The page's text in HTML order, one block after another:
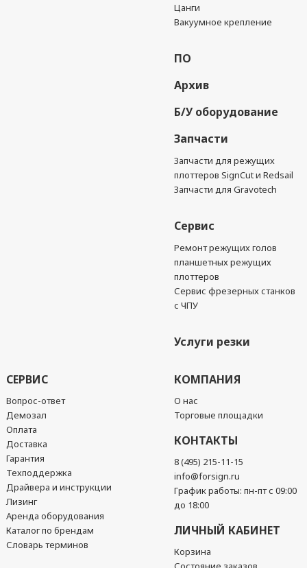
Цанги
Вакуумное крепление
ПО
Архив
Б/У оборудование
Запчасти
Запчасти для режущих
плоттеров SignCut и Redsail
Запчасти для Gravotech
Сервис
Ремонт режущих голов
планшетных режущих
плоттеров
Сервис фрезерных станков
с ЧПУ
Услуги резки
СЕРВИС
Вопрос-ответ
Демозал
Оплата
Доставка
Гарантия
Техподдержка
Драйвера и инструкции
Лизинг
Аренда оборудования
Каталог по брендам
Словарь терминов
КОМПАНИЯ
О нас
Торговые площадки
КОНТАКТЫ
8 (495) 215-11-15
info@forsign.ru
График работы: пн-пт с 09:00
до 18:00
ЛИЧНЫЙ КАБИНЕТ
Корзина